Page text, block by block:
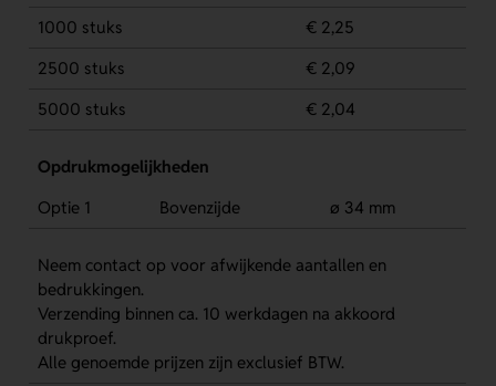
1000 stuks
€ 2,25
2500 stuks
€ 2,09
5000 stuks
€ 2,04
Opdrukmogelijkheden
Optie 1
Bovenzijde ø 34 mm
Neem contact op voor afwijkende aantallen en
bedrukkingen.
Verzending binnen ca. 10 werkdagen na akkoord
drukproef.
Alle genoemde prijzen zijn exclusief BTW.